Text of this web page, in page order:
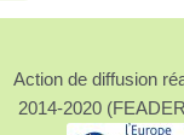
Action de diffusion
2014-2020